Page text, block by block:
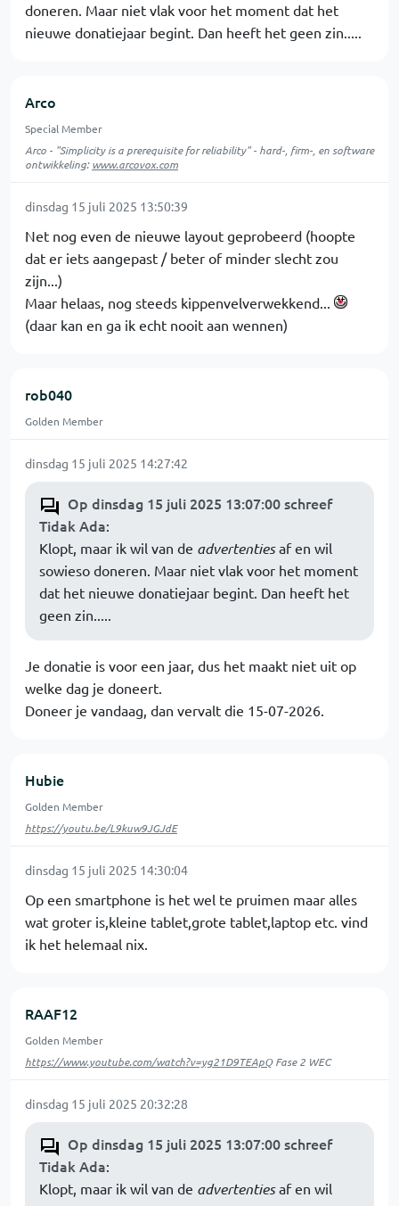
doneren. Maar niet vlak voor het moment dat het
nieuwe donatiejaar begint. Dan heeft het geen zin.....
Arco
Special Member
Arco - "Simplicity is a prerequisite for reliability" - hard-, firm-, en software
ontwikkeling:www.arcovox.com
dinsdag 15 juli 2025 13:50:39
Net nog even de nieuwe layout geprobeerd (hoopte
dat er iets aangepast / beter of minder slecht zou
zijn...)
Maar helaas, nog steeds kippenvelverwekkend...
(daar kan en ga ik echt nooit aan wennen)
rob040
Golden Member
dinsdag 15 juli 2025 14:27:42
Op dinsdag 15 juli 2025 13:07:00 schreef
Tidak Ada:
Klopt, maar ik wil van de advertentiesaf en wil
sowieso doneren. Maar niet vlak voor het moment
dat het nieuwe donatiejaar begint. Dan heeft het
geen zin.....
Je donatie is voor een jaar, dus het maakt niet uit op
welke dag je doneert.
Doneer je vandaag, dan vervalt die 15-07-2026.
Hubie
Golden Member
https://youtu.be/L9kuw9JGJdE
dinsdag 15 juli 2025 14:30:04
Op een smartphone is het wel te pruimen maar alles
wat groter is,kleine tablet,grote tablet,laptop etc. vind
ik het helemaal nix.
RAAF12
Golden Member
https://www.youtube.com/watch?v=yg21D9TEApQFase 2 WEC
dinsdag 15 juli 2025 20:32:28
Op dinsdag 15 juli 2025 13:07:00 schreef
Tidak Ada:
Klopt, maar ik wil van de advertentiesaf en wil